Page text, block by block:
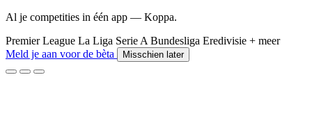
Al je competities in één app — Koppa.
Premier League La Liga Serie A Bundesliga Eredivisie + meer
Meld je aan voor de bèta
Misschien later